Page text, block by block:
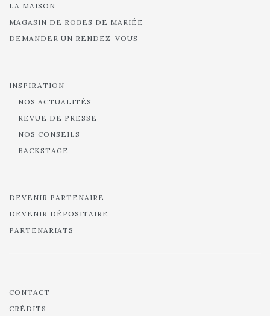
LA MAISON
MAGASIN DE ROBES DE MARIÉE
DEMANDER UN RENDEZ-VOUS
INSPIRATION
NOS ACTUALITÉS
REVUE DE PRESSE
NOS CONSEILS
BACKSTAGE
DEVENIR PARTENAIRE
DEVENIR DÉPOSITAIRE
PARTENARIATS
CONTACT
CRÉDITS